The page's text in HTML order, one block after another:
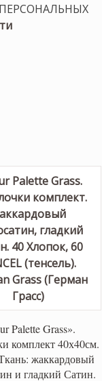
Palette Grass».
комплект 40х40см.
жаккардовый
и гладкий Сатин.